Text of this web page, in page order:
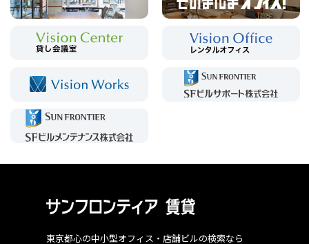
東京都心の中小型オフィス・店舗ビルの検索なら